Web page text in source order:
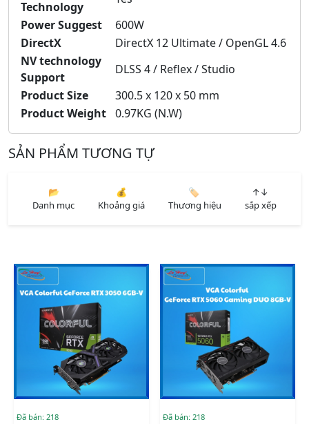
Technology
Power Suggest
600W
DirectX
DirectX 12 Ultimate / OpenGL 4.6
NV technology
Support
DLSS 4 / Reflex / Studio
Product Size
300.5 x 120 x 50 mm
Product Weight 0.97KG (N.W)
SẢN PHẨM TƯƠNG TỰ
📂
Danh mục
💰
Khoảng giá
🏷️
Thương hiệu
↑↓
sắp xếp
Đã bán: 218 Đã bán: 218